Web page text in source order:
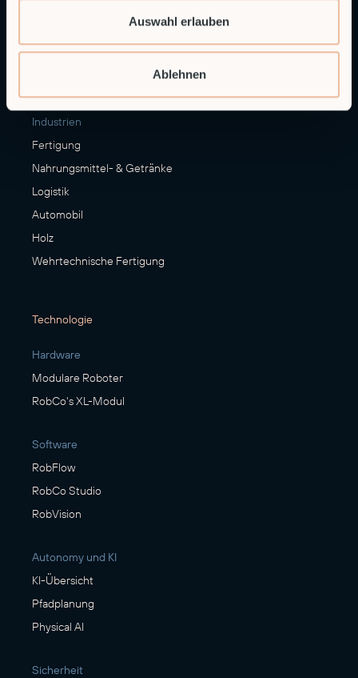
Auswahl erlauben
Ablehnen
Veredelung
Industrien
Fertigung
Nahrungsmittel- & Getränke
Logistik
Automobil
Holz
Wehrtechnische Fertigung
Technologie
Hardware
Modulare Roboter
RobCo's XL-Modul
Software
RobFlow
RobCo Studio
RobVision
Autonomy und KI
KI-Übersicht
Pfadplanung
Physical AI
Sicherheit